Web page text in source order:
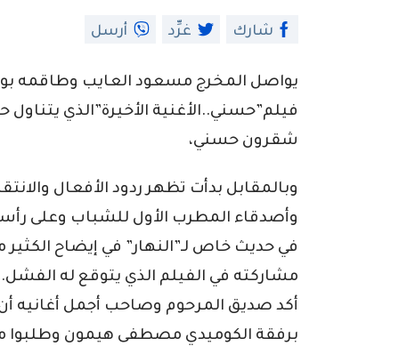
شارك غرِّد أرسل
يواصل المخرج مسعود العايب وطاقمه
فيلم”حسني..الأغنية الأخيرة”الذي
شقرون حسني،
وبالمقابل بدأت تظهر ردود الأفعال
وأصدقاء المطرب الأول للشباب وعلى
في حديث خاص لـ”النهار” في إيضاح
مشاركته في الفيلم الذي يتوقع له الفشل.
أكد صديق المرحوم وصاحب أجمل أغانيه أن
برفقة الكوميدي مصطفى هيمون وطلبوا